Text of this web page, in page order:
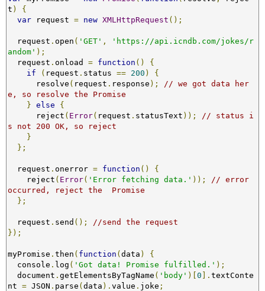
t )
{
var request = new XMLHttpRequest ();
  request
. open ( 'GET' ,
'https://api.icndb.com/jokes/r
andom' );
  request
. onload = function ()
{
if
( request . status == 200 )
{
      resolve
( request . response );
// we got data her
e, so resolve the Promise
} else
{
      reject
( Error( request . statusText ));
// status i
s not 200 OK, so reject
}
};
  request
. onerror = function ()
{
    reject
( Error( 'Error fetching data.' ));
// error
occurred, reject the  Promise
};
  request
. send ();
//send the request
});
myPromise . then ( function (data )
{
  console
. log ( 'Got data! Promise fulfilled.' );
  document
. getElementsByTagName ( 'body' )[0 ]. textConte
nt = JSON . parse (data ). value . joke ;